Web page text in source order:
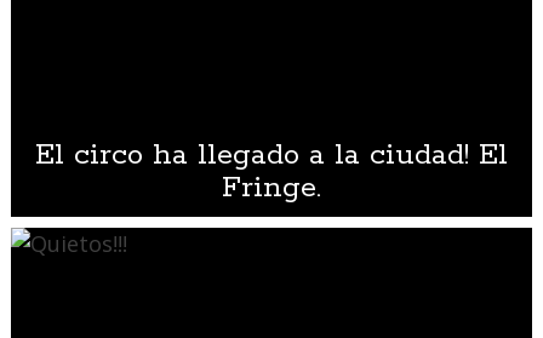
El circo ha llegado a la ciudad! El
Fringe.